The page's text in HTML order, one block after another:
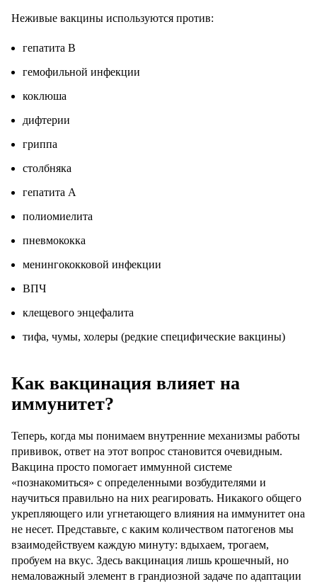
Неживые вакцины используются против:
гепатита В
гемофильной инфекции
коклюша
дифтерии
гриппа
столбняка
гепатита А
полиомиелита
пневмококка
менингококковой инфекции
ВПЧ
клещевого энцефалита
тифа, чумы, холеры (редкие специфические вакцины)
Как вакцинация влияет на
иммунитет?
Теперь, когда мы понимаем внутренние механизмы работы
прививок, ответ на этот вопрос становится очевидным.
Вакцина просто помогает иммунной системе
«познакомиться» с определенными возбудителями и
научиться правильно на них реагировать. Никакого общего
укрепляющего или угнетающего влияния на иммунитет она
не несет. Представьте, с каким количеством патогенов мы
взаимодействуем каждую минуту: вдыхаем, трогаем,
пробуем на вкус. Здесь вакцинация лишь крошечный, но
немаловажный элемент в грандиозной задаче по адаптации